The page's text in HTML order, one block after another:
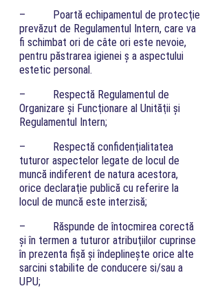
– Poartă echipamentul de protecţie
prevăzut de Regulamentul Intern, care va
fi schimbat ori de câte ori este nevoie,
pentru păstrarea igienei ş a aspectului
estetic personal.
– Respectă Regulamentul de
Organizare şi Funcţionare al Unităţii şi
Regulamentul Intern;
– Respectă confidenţialitatea
tuturor aspectelor legate de locul de
muncă indiferent de natura acestora,
orice declaraţie publică cu referire la
locul de muncă este interzisă;
– Răspunde de întocmirea corectă
şi în termen a tuturor atribuţiilor cuprinse
în prezenta fişă şi îndeplineşte orice alte
sarcini stabilite de conducere si/sau a
UPU;